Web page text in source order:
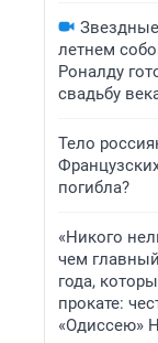
летнем
Роналду
свадьбу
Тело
погибла?
«Никого
чем
года,
прокате:
«Одиссею»